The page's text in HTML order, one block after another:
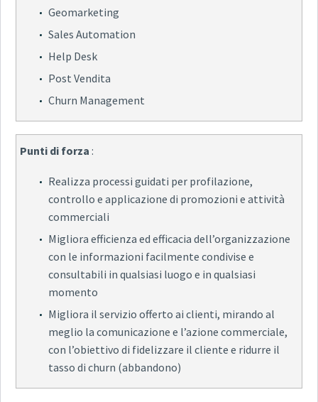
Geomarketing
Sales Automation
Help Desk
Post Vendita
Churn Management
Punti di forza :
Realizza processi guidati per profilazione,
controllo e applicazione di promozioni e attività
commerciali
Migliora efficienza ed efficacia dell’organizzazione
con le informazioni facilmente condivise e
consultabili in qualsiasi luogo e in qualsiasi
momento
Migliora il servizio offerto ai clienti, mirando al
meglio la comunicazione e l’azione commerciale,
con l’obiettivo di fidelizzare il cliente e ridurre il
tasso di churn (abbandono)